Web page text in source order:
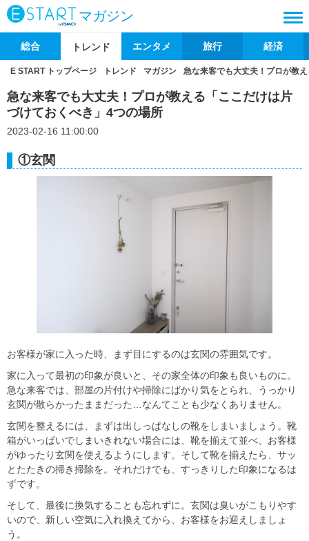
マガジン
総合 トレンド エンタメ 旅行 経済
E START トップページ トレンド マガジン 急な来客でも大丈夫！プロが教
急な来客でも大丈夫！プロが教える「ここだけは片
づけておくべき」4つの場所
2023-02-16 11:00:00
①玄関
お客様が家に入った時、まず目にするのは玄関の雰囲気です。
家に入って最初の印象が良いと、その家全体の印象も良いものに。
急な来客では、部屋の片付けや掃除にばかり気をとられ、うっかり
玄関が散らかったままだった…なんてことも少なくありません。
玄関を整えるには、まずは出しっぱなしの靴をしまいましょう。靴
箱がいっぱいでしまいきれない場合には、靴を揃えて並べ、お客様
がゆったり玄関を使えるようにします。そして靴を揃えたら、サッ
とたたきの掃き掃除を。それだけでも、すっきりした印象になるは
ずです。
そして、最後に換気することも忘れずに。玄関は臭いがこもりやす
いので、新しい空気に入れ換えてから、お客様をお迎えしましょ
う。